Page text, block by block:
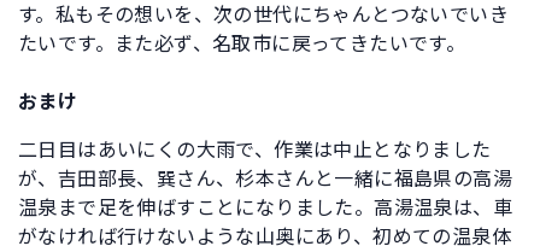
す。私もその想いを、次の世代にちゃんとつないでいき
たいです。また必ず、名取市に戻ってきたいです。
おまけ
二日目はあいにくの大雨で、作業は中止となりました
が、吉田部長、巽さん、杉本さんと一緒に福島県の高湯
温泉まで足を伸ばすことになりました。高湯温泉は、車
がなければ行けないような山奥にあり、初めての温泉体